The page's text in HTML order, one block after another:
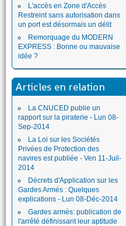
L'accès en Zone d'Accès
Restreint sans autorisation dans
un port est désormais un délit
Remorquage du MODERN
EXPRESS : Bonne ou mauvaise
idée ?
Articles en relation
La CNUCED publie un
rapport sur la piraterie - Lun 08-
Sep-2014
La Loi sur les Sociétés
Privées de Protection des
navires est publiée - Ven 11-Juil-
2014
Décrets d'Application sur les
Gardes Armés : Quelques
explications - Lun 08-Déc-2014
Gardes armés: publication de
l'arrêté définissant leur aptitude